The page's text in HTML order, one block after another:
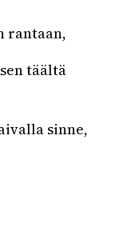
rantaan,
täältä
sinne,